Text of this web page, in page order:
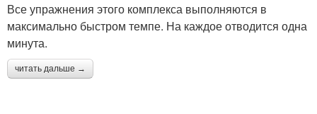
Все упражнения этого комплекса выполняются в
максимально быстром темпе. На каждое отводится одна
минута.
читать дальше →